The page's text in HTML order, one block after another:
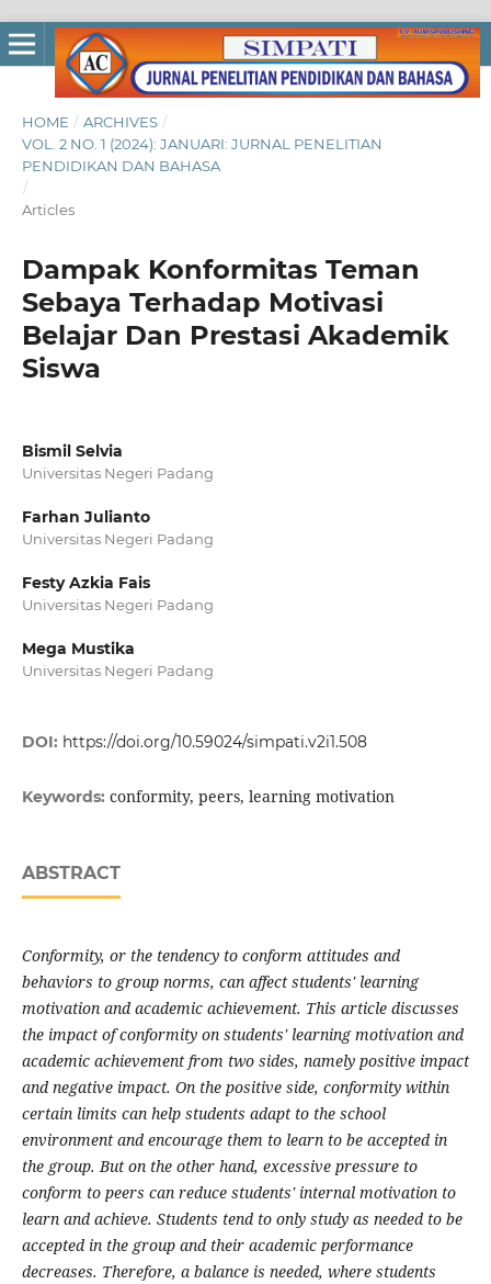
HOME / ARCHIVES /
VOL. 2 NO. 1 (2024): JANUARI: JURNAL PENELITIAN
PENDIDIKAN DAN BAHASA
/
Articles
Dampak Konformitas Teman
Sebaya Terhadap Motivasi
Belajar Dan Prestasi Akademik
Siswa
Bismil Selvia
Universitas Negeri Padang
Farhan Julianto
Universitas Negeri Padang
Festy Azkia Fais
Universitas Negeri Padang
Mega Mustika
Universitas Negeri Padang
DOI: https://doi.org/10.59024/simpati.v2i1.508
Keywords: conformity, peers, learning motivation
ABSTRACT
Conformity, or the tendency to conform attitudes and
behaviors to group norms, can affect students' learning
motivation and academic achievement. This article discusses
the impact of conformity on students' learning motivation and
academic achievement from two sides, namely positive impact
and negative impact. On the positive side, conformity within
certain limits can help students adapt to the school
environment and encourage them to learn to be accepted in
the group. But on the other hand, excessive pressure to
conform to peers can reduce students' internal motivation to
learn and achieve. Students tend to only study as needed to be
accepted in the group and their academic performance
decreases. Therefore, a balance is needed, where students